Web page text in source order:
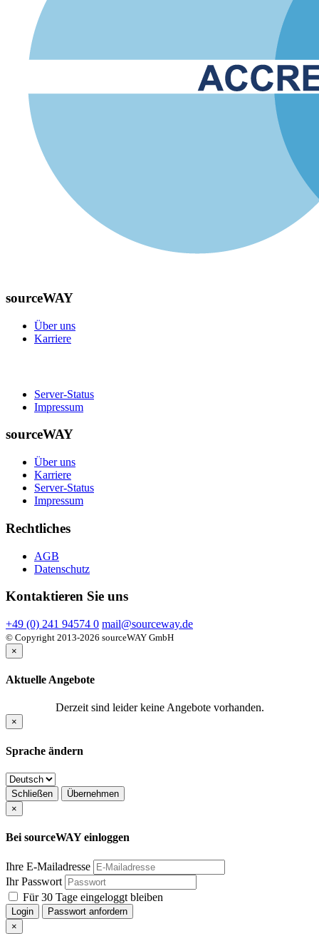
sourceWAY
Über uns
Karriere
Server-Status
Impressum
sourceWAY
Über uns
Karriere
Server-Status
Impressum
Rechtliches
AGB
Datenschutz
Kontaktieren Sie uns
+49 (0) 241 94574 0 mail@sourceway.de
© Copyright 2013-2026 sourceWAY GmbH
×
Aktuelle Angebote
Derzeit sind leider keine Angebote vorhanden.
×
Sprache ändern
Schließen
Übernehmen
×
Bei sourceWAY einloggen
Ihre E-Mailadresse
Ihr Passwort
Für 30 Tage eingeloggt bleiben
Login
Passwort anfordern
×